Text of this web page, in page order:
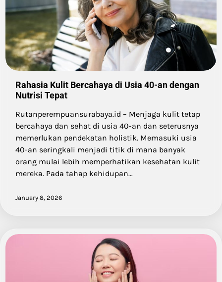
Rahasia Kulit Bercahaya di Usia 40-an dengan
Nutrisi Tepat
Rutanperempuansurabaya.id – Menjaga kulit tetap
bercahaya dan sehat di usia 40-an dan seterusnya
memerlukan pendekatan holistik. Memasuki usia
40-an seringkali menjadi titik di mana banyak
orang mulai lebih memperhatikan kesehatan kulit
mereka. Pada tahap kehidupan…
January 8, 2026